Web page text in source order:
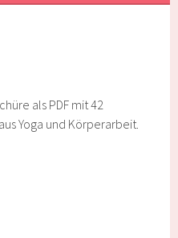
als PDF mit 42
Yoga und Körperarbeit.